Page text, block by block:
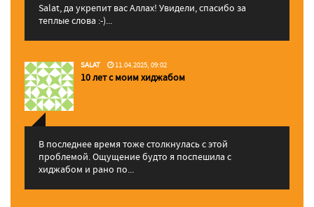
Salat, да укрепит вас Аллаx! Увидели, спасибо за
теплые слова :-)...
SALAT 11.04.2025, 09:02
10 лет с моим хиджабом
В последнее время тоже столкнулась с этой
проблемой. Ощущение будто я поспешила с
хиджабом и рано по...